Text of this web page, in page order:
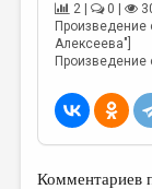
2 |
0 |
Алексеева"]
Произведение
Комментариев